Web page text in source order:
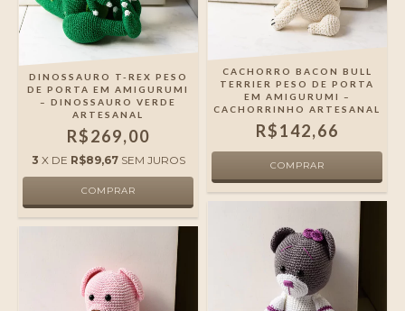
DINOSSAURO T-REX PESO
DE PORTA EM AMIGURUMI
– DINOSSAURO VERDE
ARTESANAL
R$269,00
3 X DE R$89,67 SEM JUROS
CACHORRO BACON BULL
TERRIER PESO DE PORTA
EM AMIGURUMI –
CACHORRINHO ARTESANAL
R$142,66